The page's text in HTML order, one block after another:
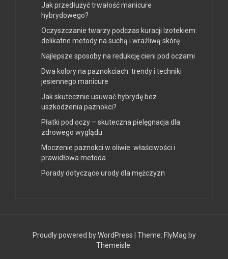
Jak przedłużyć trwałość manicure
hybrydowego?
Oczyszczanie twarzy podczas kuracji Izotekiem:
delikatne metody na suchą i wrażliwą skórę
Najlepsze sposoby na redukcję cieni pod oczami
Dwa kolory na paznokciach: trendy i techniki
jesiennego manicure
Jak skutecznie usuwać hybrydę bez
uszkodzenia paznokci?
Płatki pod oczy – skuteczna pielęgnacja dla
zdrowego wyglądu
Moczenie paznokci w oliwie: właściwości i
prawidłowa metoda
Porady dotyczące urody dla mężczyzn
Proudly powered by WordPress Theme: FlyMag by
Themeisle.